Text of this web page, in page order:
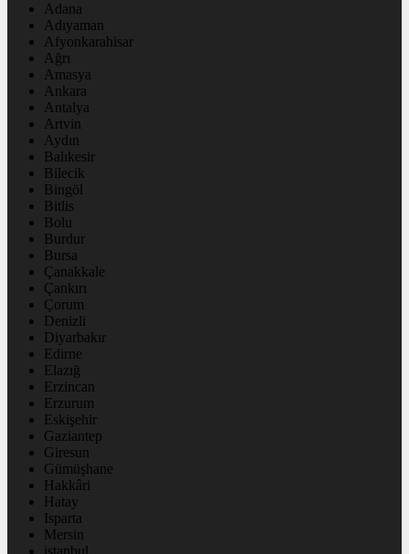
Adana
Adıyaman
Afyonkarahisar
Ağrı
Amasya
Ankara
Antalya
Artvin
Aydın
Balıkesir
Bilecik
Bingöl
Bitlis
Bolu
Burdur
Bursa
Çanakkale
Çankırı
Çorum
Denizli
Diyarbakır
Edirne
Elazığ
Erzincan
Erzurum
Eskişehir
Gaziantep
Giresun
Gümüşhane
Hakkâri
Hatay
Isparta
Mersin
istanbul